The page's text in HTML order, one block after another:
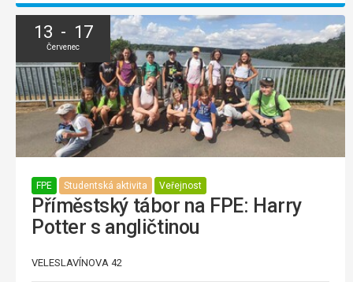
13 - 17
Červenec
FPE Studentská aktivita Veřejnost
Příměstský tábor na FPE: Harry
Potter s angličtinou
VELESLAVÍNOVA 42